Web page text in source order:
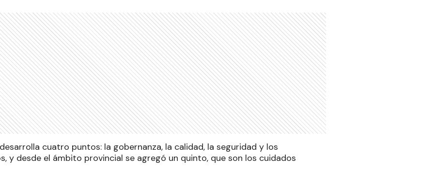
cuatro puntos: la gobernanza, la calidad, la seguridad y los
y desde el ámbito provincial se agregó un quinto, que son los cuidados